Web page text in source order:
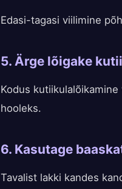
Edasi-tagasi viilimine
5. Ärge lõigake
Kodus
hooleks.
6. Kasutage
Tavalist lakki kandes